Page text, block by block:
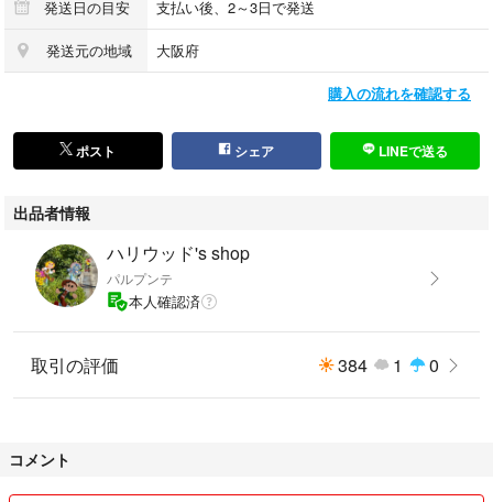
発送日の目安 支払い後、2～3日で発送
発送元の地域 大阪府
購入の流れを確認する
ポスト シェア LINEで送る
出品者情報
ハリウッド's shop
パルプンテ
本人確認済
取引の評価 384 1 0
コメント